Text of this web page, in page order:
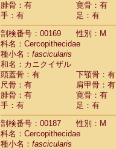
腓骨：有
寛骨：有
手：有
足：有
剖検番号：00169
性別：M
科名：Cercopithecidae
種小名： fascicularis
和名：カニクイザル
頭蓋骨：有
下顎骨：有
尺骨：有
肩甲骨：有
腓骨：有
寛骨：有
手：有
足：有
剖検番号：00187
性別：M
科名：Cercopithecidae
種小名： fascicularis